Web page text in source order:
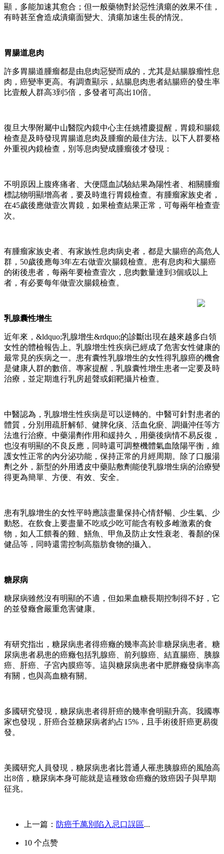
顯，多能加速其愈合；但一般藥物對於惡性潰瘍的效果不佳，
有時甚至會造成潰瘍面變大、潰瘍加速生長的情況。
胃腸道息肉
許多胃腸道腫瘤都是由息肉惡變而成的，尤其是結腸腺瘤性息
肉，癌變率更高。有調查顯示，結腸息肉患者結腸癌的發生率
比壹般人群高3到5倍，多發者可高出10倍。
復旦大學附屬中山醫院內鏡中心主任姚禮慶提醒，胃鏡和腸鏡
檢查是及時發現胃腸道息肉及腫瘤的最佳方法。以下人群要格
外重視內鏡檢查，別等息肉變成腫瘤後才發現：
不明原因上腹疼痛者、大便隱血試驗結果為陽性者、相關腫瘤
標誌物明顯增高者，要及時進行胃鏡檢查。有腫瘤家族史者，
在45歲後應做壹次胃鏡，如果檢查結果正常，可每兩年檢查壹
次。
有腫瘤家族史者、有家族性息肉病史者，都是大腸癌的高危人
群，50歲後應每3年左右做壹次腸鏡檢查。患有息肉和大腸癌
的術後患者，每兩年要檢查壹次，息肉數量達到3個或以上
者，有必要每年做壹次腸鏡檢查。
乳腺囊性增生
近年來，&ldquo;乳腺增生&rdquo;的診斷出現在越來越多白領
女性的體檢報告上。乳腺增生性疾病已經成了危害女性健康的
最常見的疾病之一。患有囊性乳腺增生的女性得乳腺癌的機會
是健康人群的數倍。專家提醒，乳腺囊性增生患者一定要及時
治療，並定期進行乳房超聲或鉬靶攝片檢查。
中醫認為，乳腺增生性疾病是可以逆轉的。中醫可針對患者的
體質，分別用疏肝解郁、健脾化痰、活血化瘀、調攝沖任等方
法進行治療。中藥湯劑作用和緩持久，用藥後病情不易反復，
也沒有明顯的不良反應，同時還可調整機體氣血陰陽平衡，維
護女性正常的內分泌功能，保持正常的月經周期。除了口服湯
劑之外，新型的外用透皮中藥貼敷劑能使乳腺增生病的治療變
得更為簡單、方便、有效、安全。
患有乳腺增生的女性平時應該盡量保持心情舒暢、少生氣、少
動怒。在飲食上要盡量不吃或少吃可能含有較多雌激素的食
物，如人工餵養的雞、鱔魚、甲魚及防止女性衰老、養顏的保
健品等，同時還需控制高脂肪食物的攝入。
糖尿病
糖尿病雖然沒有明顯的不適，但如果血糖長期控制得不好，它
的並發癥會嚴重危害健康。
有研究指出，糖尿病患者得癌癥的幾率高於非糖尿病患者。糖
尿病患者易患的癌癥包括乳腺癌、前列腺癌、結直腸癌、胰腺
癌、肝癌、子宮內膜癌等。這與糖尿病患者中肥胖癥發病率高
有關，也與高血糖有關。
多國研究發現，糖尿病患者得肝癌的幾率會明顯升高。我國專
家也發現，肝癌合並糖尿病者約占15%，且手術後肝癌更易復
發。
美國研究人員發現，糖尿病患者比普通人罹患胰腺癌的風險高
出8倍，糖尿病本身可能就是這種致命癌癥的致癌因子與早期
征兆。
上一篇： 防癌千萬別陷入忌口誤區...
10 个点赞